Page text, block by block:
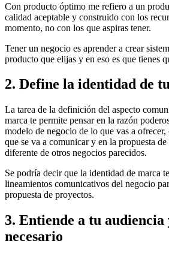
Con producto óptimo me refiero a un
calidad aceptable y construido con los
momento, no con los que aspiras tener.
Tener un negocio es aprender a crear
producto que elijas y en eso es que tienes
2. Define la identidad de
La tarea de la definición del aspecto
marca te permite pensar en la razón
modelo de negocio de lo que vas a ofrecer,
que se va a comunicar y en la propuesta
diferente de otros negocios parecidos.
Se podría decir que la identidad de marca
lineamientos comunicativos del negocio
propuesta de proyectos.
3. Entiende a tu audiencia
necesario